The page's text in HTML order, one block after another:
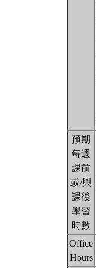
預期
每週
課前
或/與
課後
學習
時數
Office
Hours